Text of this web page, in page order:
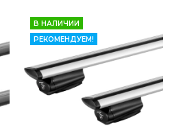
В НАЛИЧИИ
РЕКОМЕНДУЕМ!